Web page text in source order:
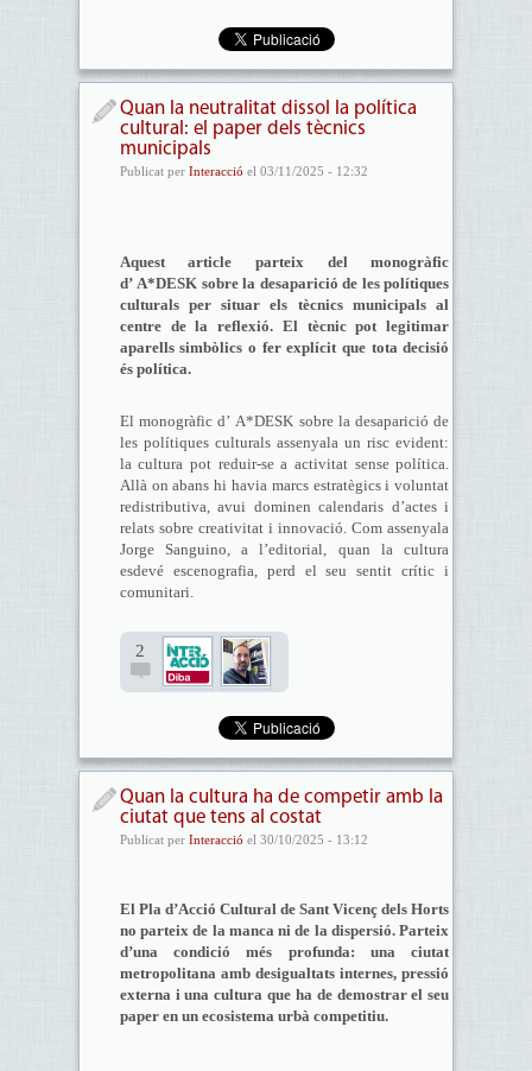
Quan la neutralitat dissol la política
cultural: el paper dels tècnics
municipals
Publicat per Interacció el 03/11/2025 - 12:32
Aquest article parteix del monogràfic
d’ A*DESK sobre la desaparició de les polítiques
culturals per situar els tècnics municipals al
centre de la reflexió. El tècnic pot legitimar
aparells simbòlics o fer explícit que tota decisió
és política.
El monogràfic d’ A*DESK sobre la desaparició de
les polítiques culturals assenyala un risc evident:
la cultura pot reduir-se a activitat sense política.
Allà on abans hi havia marcs estratègics i voluntat
redistributiva, avui dominen calendaris d’actes i
relats sobre creativitat i innovació. Com assenyala
Jorge Sanguino, a l’editorial, quan la cultura
esdevé escenografia, perd el seu sentit crític i
comunitari.
2
Quan la cultura ha de competir amb la
ciutat que tens al costat
Publicat per Interacció el 30/10/2025 - 13:12
El Pla d’Acció Cultural de Sant Vicenç dels Horts
no parteix de la manca ni de la dispersió. Parteix
d’una condició més profunda: una ciutat
metropolitana amb desigualtats internes, pressió
externa i una cultura que ha de demostrar el seu
paper en un ecosistema urbà competitiu.